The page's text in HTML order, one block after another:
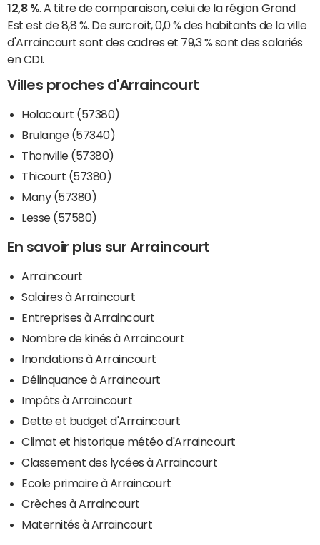
12,8 % . A titre de comparaison, celui de la région Grand
Est est de 8,8 %. De surcroît, 0,0 % des habitants de la ville
d'Arraincourt sont des cadres et 79,3 % sont des salariés
en CDI.
Villes proches d'Arraincourt
Holacourt (57380)
Brulange (57340)
Thonville (57380)
Thicourt (57380)
Many (57380)
Lesse (57580)
En savoir plus sur Arraincourt
Arraincourt
Salaires à Arraincourt
Entreprises à Arraincourt
Nombre de kinés à Arraincourt
Inondations à Arraincourt
Délinquance à Arraincourt
Impôts à Arraincourt
Dette et budget d'Arraincourt
Climat et historique météo d'Arraincourt
Classement des lycées à Arraincourt
Ecole primaire à Arraincourt
Crèches à Arraincourt
Maternités à Arraincourt